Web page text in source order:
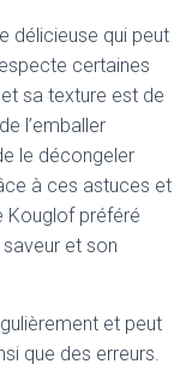
délicieuse qui peut
certaines
sa texture est de
l’emballer
le décongeler
à ces astuces et
Kouglof préféré
et son
et peut
que des erreurs.